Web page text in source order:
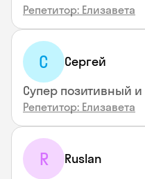
Репетитор: Елизавета
С Сергей
Супер позитивный
Репетитор: Елизавета
R Ruslan